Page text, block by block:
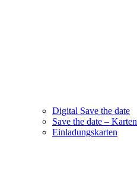
Digital Save the date
Save the date – Karten
Einladungskarten